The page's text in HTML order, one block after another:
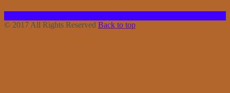
© 2017 All Rights Reserved Back to top